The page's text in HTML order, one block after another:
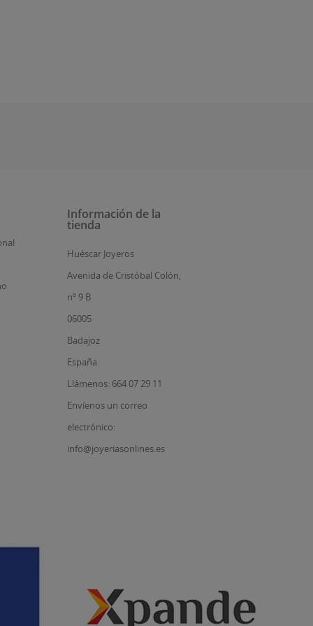
Información de la
tienda
Huéscar Joyeros
Avenida de Cristóbal Colón,
nº 9 B
06005
Badajoz
España
Llámenos: 664 07 29 11
Envíenos un correo
electrónico:
info@joyeriasonlines.es